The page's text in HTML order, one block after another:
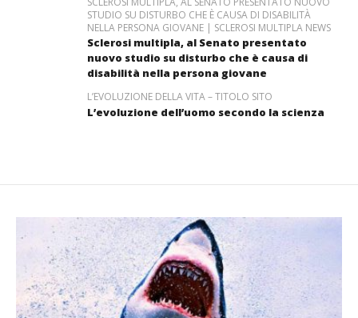
STUDIO SU DISTURBO CHE È CAUSA DI DISABILITÀ
NELLA PERSONA GIOVANE | SCLEROSI MULTIPLA NEWS
Sclerosi multipla, al Senato presentato
nuovo studio su disturbo che è causa di
disabilità nella persona giovane
L’EVOLUZIONE DELLA VITA – TITOLO SITO
L’evoluzione dell’uomo secondo la scienza